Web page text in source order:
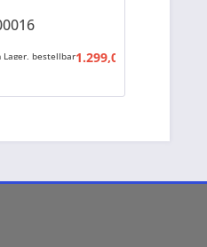
Lager, bestellbar1.299,00 € *